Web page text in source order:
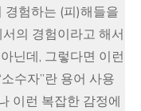
험하는 (피)해들을
의 경험이라고 해서
닌데, 그렇다면 이런
수자”란 용어 사용
이런 복잡한 감정에